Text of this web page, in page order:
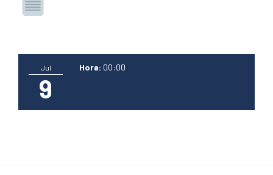
Jul
9
Hora: 00:00